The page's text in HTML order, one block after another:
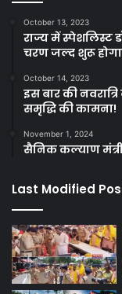
October 13, 2023
राज्य में स्पेशलिस्ट
चरण जल्द शुरू
October 14, 2023
इस बार की
समृद्धि की कामना!
November 1, 2024
सैनिक कल्याण
Last Modified